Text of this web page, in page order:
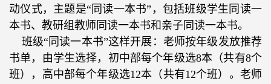
动仪式，主题是“同读一本书”，包括班级学生同读一
本书、教研组教师同读一本书和亲子同读一本书。
班级“同读一本书”这样开展：老师按年级发放推荐
书单，由学生选择，初中部每个年级选8本（共有8个
班），高中部每个年级选12本（共有12个班）。老师